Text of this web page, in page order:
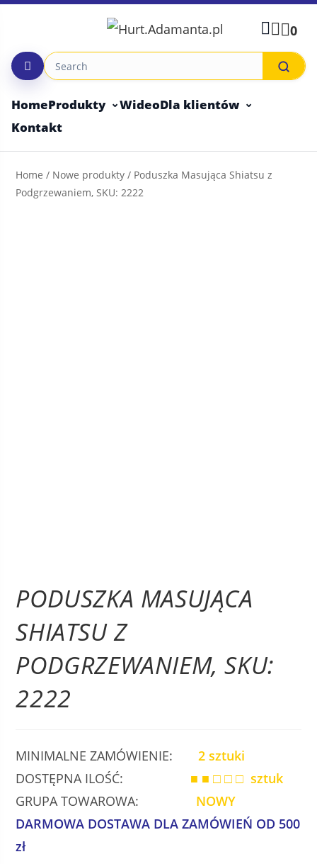
Skip
0
HomeProdukty WideoDla klientów
Kontakt
Home / Nowe produkty / Poduszka Masująca Shiatsu z
Podgrzewaniem, SKU: 2222
PODUSZKA MASUJĄCA
SHIATSU Z
PODGRZEWANIEM, SKU:
2222
MINIMALNE ZAMÓWIENIE:2 sztuki
DOSTĘPNA ILOŚĆ: ■ ■ □ □ □ sztuk
GRUPA TOWAROWA: NOWY
DARMOWA DOSTAWA DLA ZAMÓWIEŃ OD 500
zł